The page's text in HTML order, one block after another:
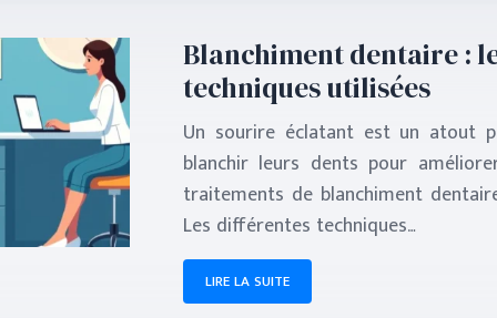
Blanchiment dentaire :
techniques utilisées
Un sourire éclatant est un atout
blanchir leurs dents pour
traitements de blanchiment
Les différentes techniques…
LIRE LA SUITE